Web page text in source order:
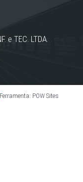
e TEC. LTDA.
Ferramenta: POW Sites